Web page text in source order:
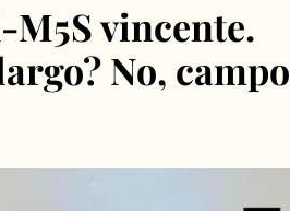
M5S vincente.
No, campo